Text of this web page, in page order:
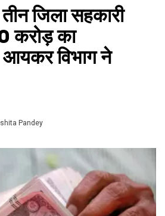
जिला सहकारी
करोड़ का
विभाग ने
Pandey